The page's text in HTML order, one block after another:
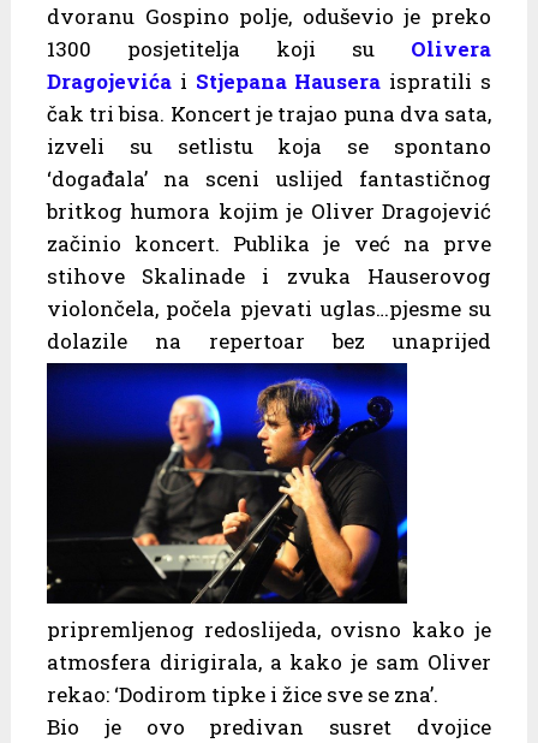
dvoranu Gospino polje, oduševio je preko
1300 posjetitelja koji su Olivera
Dragojevićai Stjepana Hausera ispratili s
čak tri bisa. Koncert je trajao puna dva sata,
izveli su setlistu koja se spontano
‘događala’ na sceni uslijed fantastičnog
britkog humora kojim je Oliver Dragojević
začinio koncert. Publika je već na prve
stihove Skalinade i zvuka Hauserovog
violončela, počela pjevati uglas…pjesme su
dolazile na repertoar bezunaprijed
pripremljenog redoslijeda, ovisno kako je
atmosfera dirigirala, a kako je sam Oliver
rekao: ‘Dodirom tipke i žice sve se zna’.
Bio je ovo predivan susret dvojice